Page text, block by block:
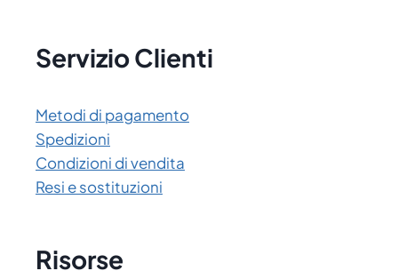
Servizio Clienti
Metodi di pagamento
Spedizioni
Condizioni di vendita
Resi e sostituzioni
Risorse